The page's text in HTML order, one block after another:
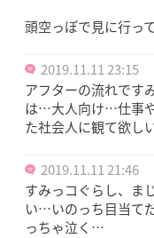
頭空っぽで見に行っ
2019.11.11 23:15
アフターの流れです
は…大人向け…仕事
た社会人に観て欲
2019.11.11 21:46
すみっコぐらし、ま
い…いのっち目当て
っちゃ泣く…